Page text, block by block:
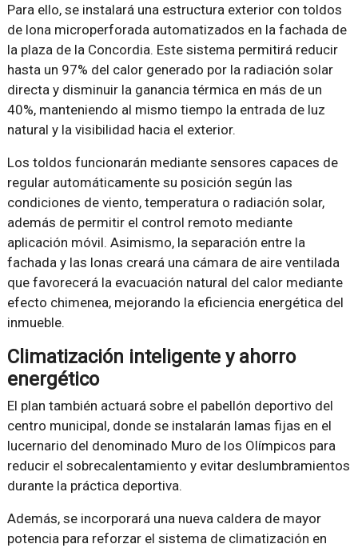
Para ello, se instalará una estructura exterior con toldos
de lona microperforada automatizados en la fachada de
la plaza de la Concordia. Este sistema permitirá reducir
hasta un 97% del calor generado por la radiación solar
directa y disminuir la ganancia térmica en más de un
40%, manteniendo al mismo tiempo la entrada de luz
natural y la visibilidad hacia el exterior.
Los toldos funcionarán mediante sensores capaces de
regular automáticamente su posición según las
condiciones de viento, temperatura o radiación solar,
además de permitir el control remoto mediante
aplicación móvil. Asimismo, la separación entre la
fachada y las lonas creará una cámara de aire ventilada
que favorecerá la evacuación natural del calor mediante
efecto chimenea, mejorando la eficiencia energética del
inmueble.
Climatización inteligente y ahorro
energético
El plan también actuará sobre el pabellón deportivo del
centro municipal, donde se instalarán lamas fijas en el
lucernario del denominado Muro de los Olímpicos para
reducir el sobrecalentamiento y evitar deslumbramientos
durante la práctica deportiva.
Además, se incorporará una nueva caldera de mayor
potencia para reforzar el sistema de climatización en